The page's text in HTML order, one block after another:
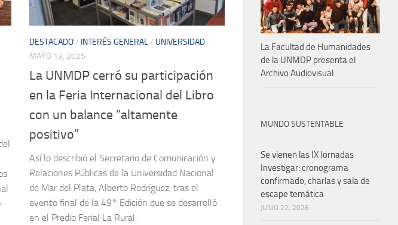
DESTACADO/ INTERÉS GENERAL/ UNIVERSIDAD
MAYO 13, 2025
La UNMDP cerró su participación
en la Feria Internacional del Libro
con un balance “altamente
positivo”
Así lo describió el Secretario de Comunicación y
Relaciones Públicas de la Universidad Nacional
de Mar del Plata, Alberto Rodríguez, tras el
evento final de la 49° Edición que se desarrolló
en el Predio Ferial La Rural.
La Facultad de Humanidades
de la UNMDP presenta el
Archivo Audiovisual
MUNDO SUSTENTABLE
Se vienen las IX Jornadas
Investigar: cronograma
confirmado, charlas y sala de
escape temática
JUNIO 22, 2026